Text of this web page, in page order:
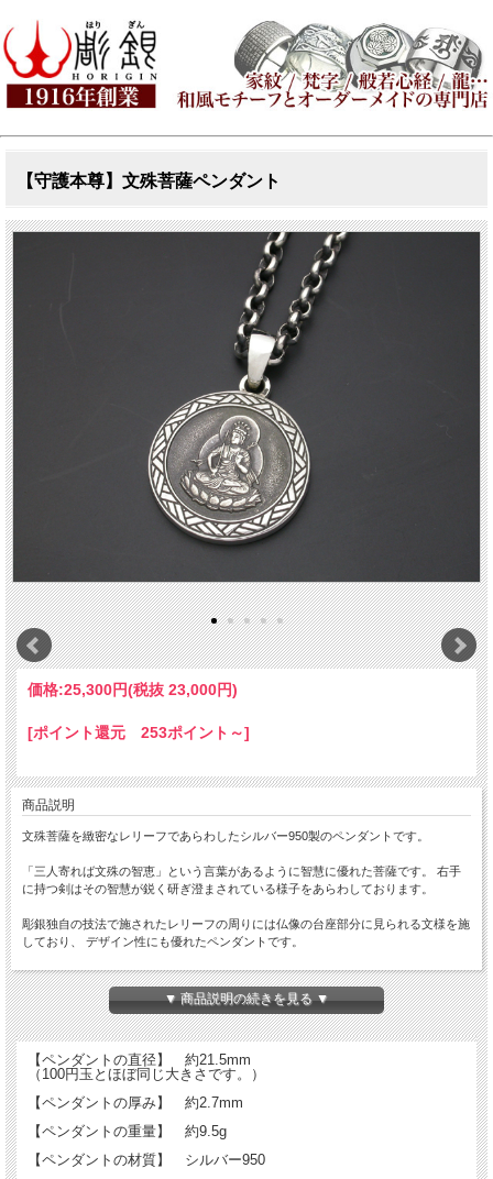
【守護本尊】文殊菩薩ペンダント
価格:25,300円(税抜 23,000円)
[ポイント還元 253ポイント～]
商品説明
文殊菩薩を緻密なレリーフであらわしたシルバー950製のペンダントです。
「三人寄れば文殊の智恵」という言葉があるように智慧に優れた菩薩です。 右手
に持つ剣はその智慧が鋭く研ぎ澄まされている様子をあらわしております。
彫銀独自の技法で施されたレリーフの周りには仏像の台座部分に見られる文様を施
しており、 デザイン性にも優れたペンダントです。
チェーンは別売りです。 お好きなチェーンをお選び下さい。
※一部通すことの出来ないチェーンもございます。詳しくはお問い合わせ下さいま
せ。
写真で使用しているチェーンは 「銀龍チェーン・いぶし有」
その他の種類はこちらからご覧下さい。 →
▼ 商品説明の続きを見る ▼
【ペンダントの直径】 約21.5mm
（100円玉とほぼ同じ大きさです。）
【ペンダントの厚み】 約2.7mm
【ペンダントの重量】 約9.5g
【ペンダントの材質】 シルバー950